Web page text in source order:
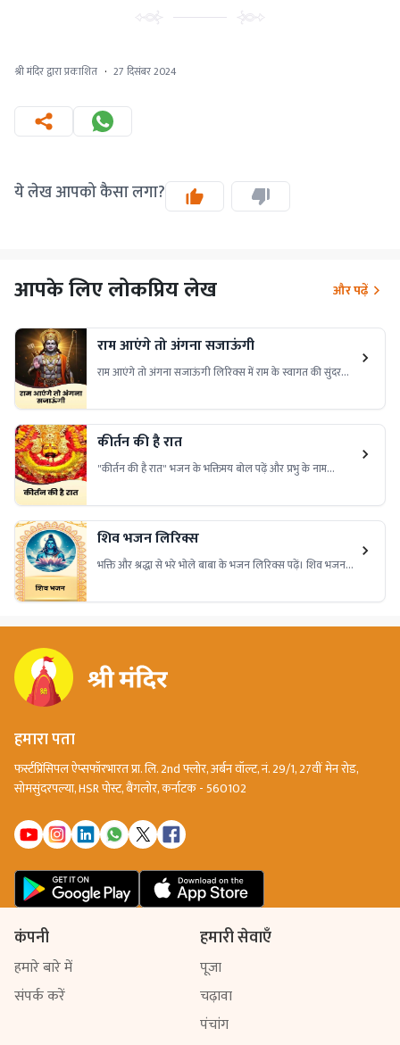
श्री मंदिर द्वारा प्रकाशित · 27 दिसंबर 2024
ये लेख आपको कैसा लगा?
आपके लिए लोकप्रिय लेख और पढ़ें
राम आएंगे तो अंगना सजाऊंगी
राम आएंगे तो अंगना सजाऊंगी लिरिक्स में राम के स्वागत की सुंदरता
लाएं!
कीर्तन की है रात
"कीर्तन की है रात" भजन के भक्तिमय बोल पढ़ें और प्रभु के नाम
कराता है।
शिव भजन लिरिक्स
भक्ति और श्रद्धा से भरे भोले बाबा के भजन लिरिक्स पढ़ें। शिव भजन
आराधना के पावन शब्द यहाँ पाएं।
हमारा पता
फर्स्टप्रिंसिपल ऐप्सफॉरभारत प्रा. लि. 2nd फ्लोर, अर्बन वॉल्ट, नं. 29/1, 27वीं मेन रोड,
सोमसुंदरपल्या, HSR पोस्ट, बैंगलोर, कर्नाटक - 560102
कंपनी
हमारे बारे में
संपर्क करें
हमारी सेवाएँ
पूजा
चढ़ावा
पंचांग